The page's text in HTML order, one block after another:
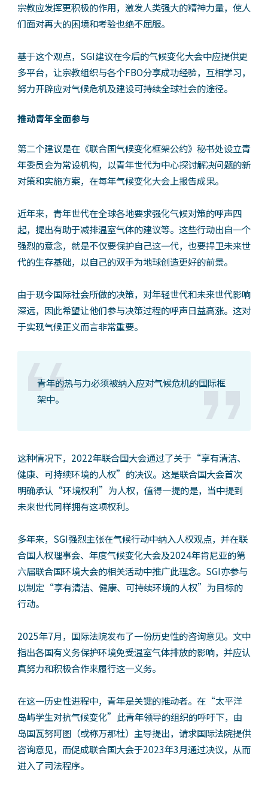
宗教应发挥更积极的作用，激发人类强大的精神力量，使人
们面对再大的困境和考验也绝不屈服。
基于这个观点，SGI建议在今后的气候变化大会中应提供更
多平台，让宗教组织与各个FBO分享成功经验，互相学习，
努力开辟应对气候危机及建设可持续全球社会的途径。
推动青年全面参与
第二个建议是在《联合国气候变化框架公约》秘书处设立青
年委员会为常设机构，以青年世代为中心探讨解决问题的新
对策和实施方案，在每年气候变化大会上报告成果。
近年来，青年世代在全球各地要求强化气候对策的呼声四
起，提出有助于减排温室气体的建议等。这些行动出自一个
强烈的意念，就是不仅要保护自己这一代，也要捍卫未来世
代的生存基础，以自己的双手为地球创造更好的前景。
由于现今国际社会所做的决策，对年轻世代和未来世代影响
深远，因此希望让他们参与决策过程的呼声日益高涨。这对
于实现气候正义而言非常重要。
青年的热与力必须被纳入应对气候危机的国际框
架中。
这种情况下，2022年联合国大会通过了关于“享有清洁、
健康、可持续环境的人权”的决议。这是联合国大会首次
明确承认“环境权利”为人权，值得一提的是，当中提到
未来世代同样拥有这项权利。
多年来，SGI强烈主张在气候行动中纳入人权观点，并在联
合国人权理事会、年度气候变化大会及2024年肯尼亚的第
六届联合国环境大会的相关活动中推广此理念。SGI亦参与
以制定“享有清洁、健康、可持续环境的人权”为目标的
行动。
2025年7月，国际法院发布了一份历史性的咨询意见。文中
指出各国有义务保护环境免受温室气体排放的影响，并应认
真努力和积极合作来履行这一义务。
在这一历史性进程中，青年是关键的推动者。在“太平洋
岛屿学生对抗气候变化”此青年领导的组织的呼吁下，由
岛国瓦努阿图（或称万那杜）主导提出，请求国际法院提供
咨询意见，而促成联合国大会于2023年3月通过决议，从而
进入了司法程序。